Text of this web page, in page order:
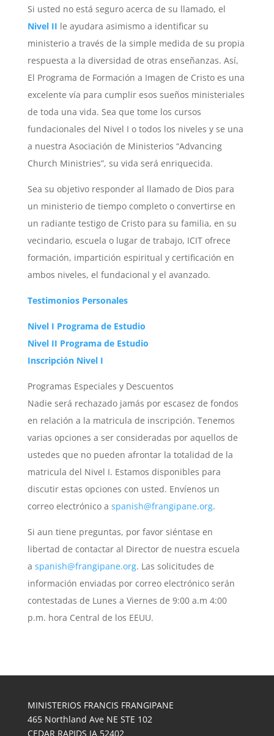
Si usted no está seguro acerca de su llamado, el
Nivel II le ayudara asimismo a identificar su
ministerio a través de la simple medida de su propia
respuesta a la diversidad de otras enseñanzas. Así,
El Programa de Formación a Imagen de Cristo es una
excelente vía para cumplir esos sueños ministeriales
de toda una vida. Sea que tome los cursos
fundacionales del Nivel I o todos los niveles y se una
a nuestra Asociación de Ministerios “Advancing
Church Ministries”, su vida será enriquecida.
Sea su objetivo responder al llamado de Dios para
un ministerio de tiempo completo o convertirse en
un radiante testigo de Cristo para su familia, en su
vecindario, escuela o lugar de trabajo, ICIT ofrece
formación, impartición espiritual y certificación en
ambos niveles, el fundacional y el avanzado.
Testimonios Personales
Nivel I Programa de Estudio
Nivel II Programa de Estudio
Inscripción Nivel I
Programas Especiales y Descuentos
Nadie será rechazado jamás por escasez de fondos
en relación a la matricula de inscripción. Tenemos
varias opciones a ser consideradas por aquellos de
ustedes que no pueden afrontar la totalidad de la
matricula del Nivel I. Estamos disponibles para
discutir estas opciones con usted. Envíenos un
correo electrónico a spanish@frangipane.org.
Si aun tiene preguntas, por favor siéntase en
libertad de contactar al Director de nuestra escuela
a spanish@frangipane.org. Las solicitudes de
información enviadas por correo electrónico serán
contestadas de Lunes a Viernes de 9:00 a.m 4:00
p.m. hora Central de los EEUU.
MINISTERIOS FRANCIS FRANGIPANE
465 Northland Ave NE STE 102
CEDAR RAPIDS IA 52402